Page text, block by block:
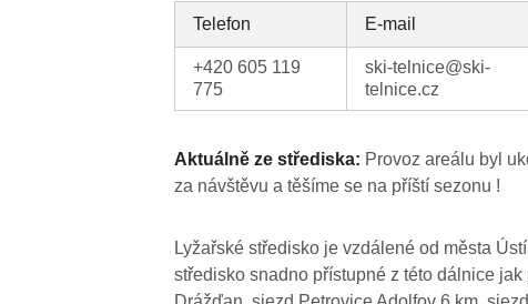
Telefon E-mail
+420 605 119
775
ski-telnice@ski-
telnice.cz
Aktuálně ze střediska: Provoz areálu byl
za návštěvu a těšíme se na příští sezonu !
Lyžařské středisko je vzdálené od města
středisko snadno přístupné z této dálnice